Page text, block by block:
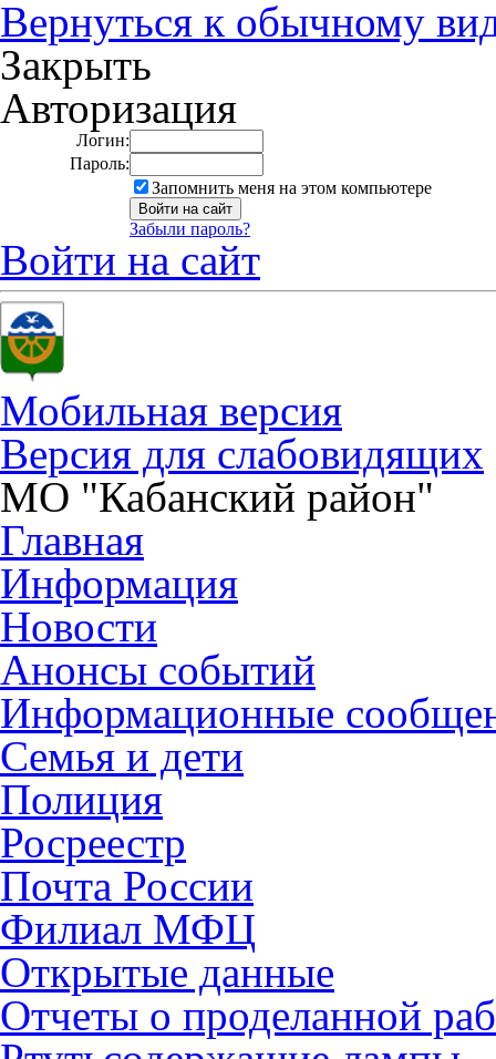
Вернуться к обычному
Закрыть
Авторизация
Логин:
Пароль:
Запомнить меня на этом компьютере
Забыли пароль?
Войти на сайт
Мобильная версия
Версия для слабовидящих
МО "Кабанский район"
Главная
Информация
Новости
Анонсы событий
Информационные
Семья и дети
Полиция
Росреестр
Почта России
Филиал МФЦ
Открытые данные
Отчеты о проделанной